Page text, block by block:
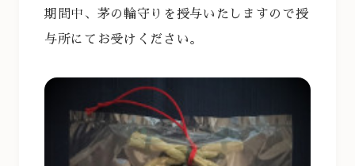
期間中、茅の輪守りを授与いたしますので授
与所にてお受けください。